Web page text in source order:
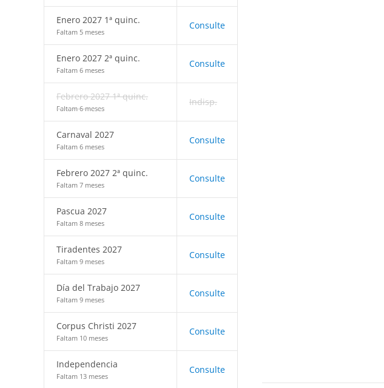
Enero 2027 1ª quinc.
Faltam 5 meses
Consulte
Enero 2027 2ª quinc.
Faltam 6 meses
Consulte
Febrero 2027 1ª quinc.
Faltam 6 meses
Indisp.
Carnaval 2027
Faltam 6 meses
Consulte
Febrero 2027 2ª quinc.
Faltam 7 meses
Consulte
Pascua 2027
Faltam 8 meses
Consulte
Tiradentes 2027
Faltam 9 meses
Consulte
Día del Trabajo 2027
Faltam 9 meses
Consulte
Corpus Christi 2027
Faltam 10 meses
Consulte
Independencia
Faltam 13 meses
Consulte